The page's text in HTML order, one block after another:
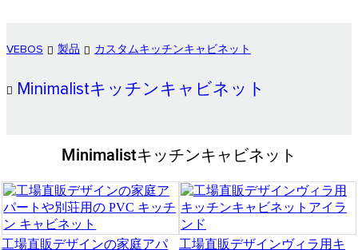
VEBOS 製品 カスタムキッチンキャビネット
Minimalistキッチンキャビネット
Minimalistキッチンキャビネット
工場直販デザインの家庭アパ 工場直販デザインヴィラ用キ